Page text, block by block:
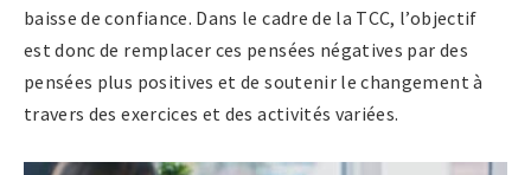
baisse de confiance. Dans le cadre de la TCC, l’objectif
est donc de remplacer ces pensées négatives par des
pensées plus positives et de soutenir le changement à
travers des exercices et des activités variées.